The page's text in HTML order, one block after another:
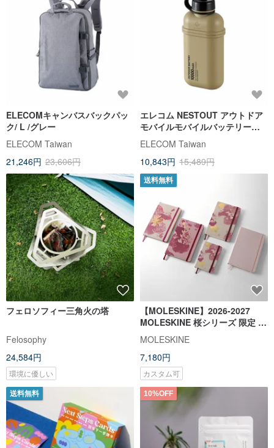
ELECOMキャンバスバックパッ
ク/ L /グレー
ELECOM Taiwan
21,246円 23,606円
エレコム NESTOUT アウトドア
モバイルモバイルバッテリー
10000 サンドイエロー
ELECOM Taiwan
10,843円 15,489円
フェロソフィー三角火の塔
Felosophy
24,584円
環境に優しい
送料無料
【MOLESKINE】2026-2027
MOLESKINE 桜シリーズ 限定 18
ヶ月手帳/ L
MOLESKINE
7,180円
カスタム可
送料無料 10%OFF